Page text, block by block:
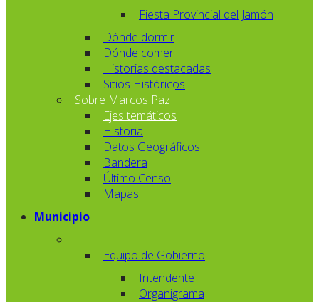
Fiesta Provincial del Jamón
Dónde dormir
Dónde comer
Historias destacadas
Sitios Históricos
Sobre Marcos Paz
Ejes temáticos
Historia
Datos Geográficos
Bandera
Último Censo
Mapas
Municipio
Equipo de Gobierno
Intendente
Organigrama